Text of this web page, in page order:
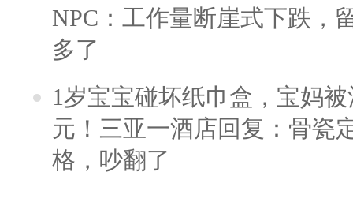
NPC：工作量断崖式下跌，
多了
1岁宝宝碰坏纸巾盒，宝妈
元！三亚一酒店回复：骨瓷
格，吵翻了